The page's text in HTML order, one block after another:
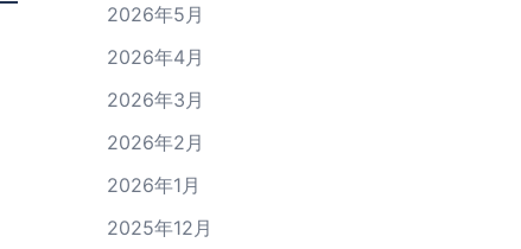
2026年5月
2026年4月
2026年3月
2026年2月
2026年1月
2025年12月